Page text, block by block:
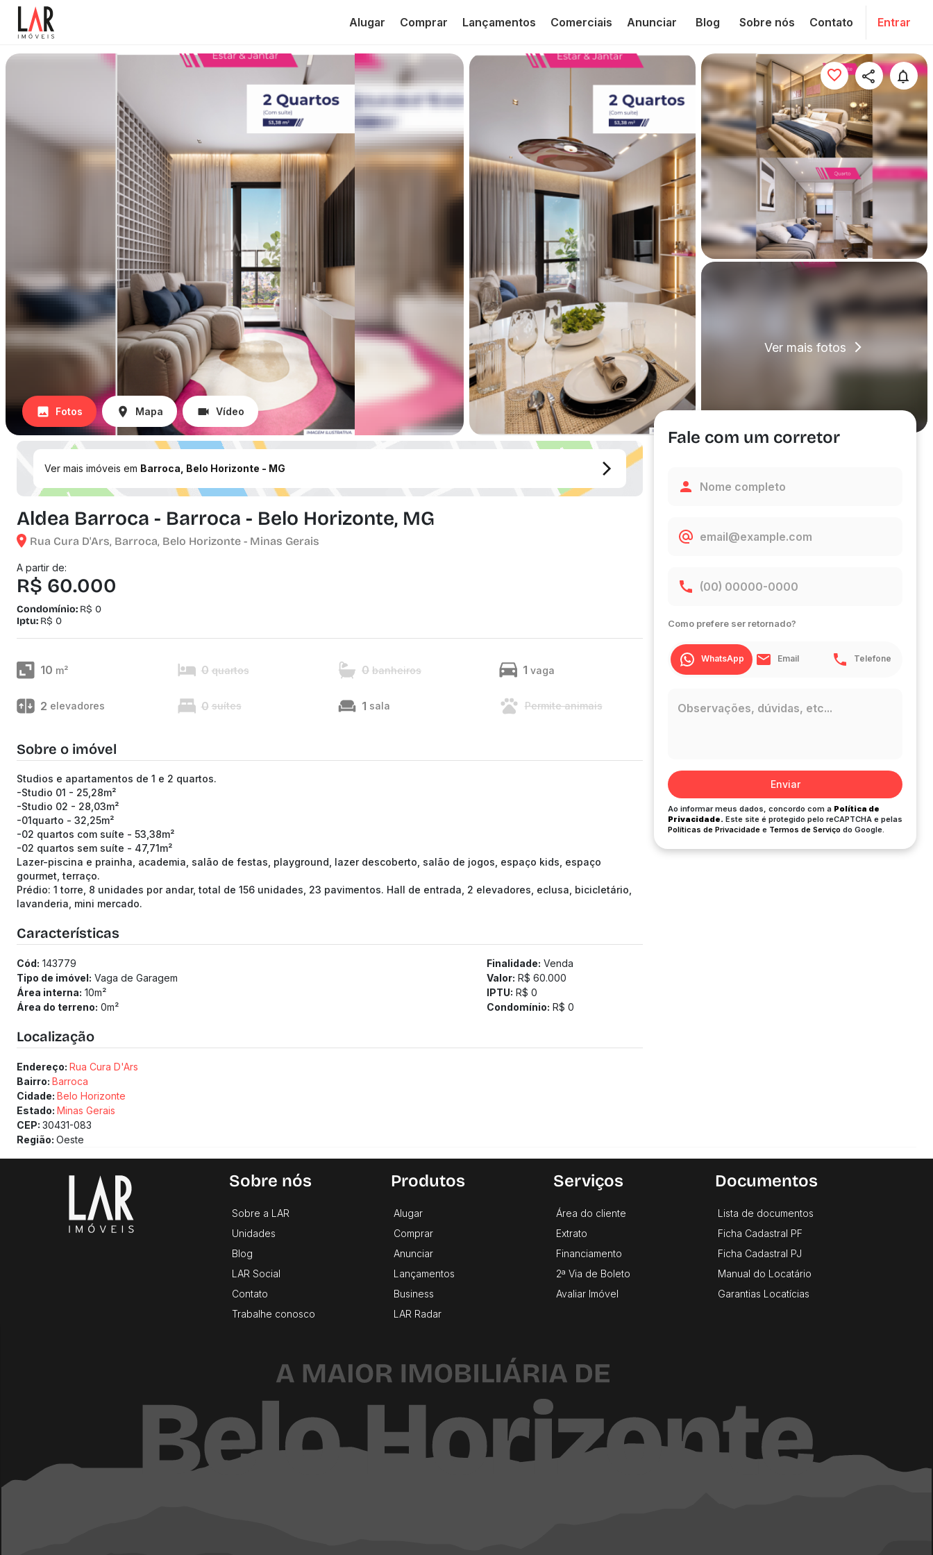
Alugar Comprar Lançamentos Comerciais Anunciar Blog Sobre nós Contato Entrar
Ver mais fotos
Fotos Mapa Vídeo
Ver mais imóveis em Barroca, Belo Horizonte - MG
Aldea Barroca - Barroca - Belo Horizonte, MG
Rua Cura D'Ars, Barroca, Belo Horizonte - Minas Gerais
A partir de:
R$ 60.000
Condomínio: R$ 0
Iptu: R$ 0
10 m² 0 quartos 0 banheiros 1 vaga
2 elevadores 0 suítes 1 sala Permite animais
Sobre o imóvel
Studios e apartamentos de 1 e 2 quartos.
-Studio 01 - 25,28m²
-Studio 02 - 28,03m²
-01quarto - 32,25m²
-02 quartos com suíte - 53,38m²
-02 quartos sem suíte - 47,71m²
Lazer-piscina e prainha, academia, salão de festas, playground, lazer descoberto, salão de jogos, espaço kids, espaço
gourmet, terraço.
Prédio: 1 torre, 8 unidades por andar, total de 156 unidades, 23 pavimentos. Hall de entrada, 2 elevadores, eclusa, bicicletário,
lavanderia, mini mercado.
Características
Cód: 143779
Tipo de imóvel: Vaga de Garagem
Área interna: 10m²
Área do terreno: 0m²
Finalidade: Venda
Valor: R$ 60.000
IPTU: R$ 0
Condomínio: R$ 0
Localização
Endereço: Rua Cura D'Ars
Bairro: Barroca
Cidade: Belo Horizonte
Estado: Minas Gerais
CEP: 30431-083
Região: Oeste
Fale com um corretor
Como prefere ser retornado?
WhatsApp Email Telefone
Enviar
Ao informar meus dados, concordo com a Política de
Privacidade. Este site é protegido pelo reCAPTCHA e pelas
Políticas de Privacidade e Termos de Serviço do Google.
Sobre nós
Sobre a LAR
Unidades
Blog
LAR Social
Contato
Trabalhe conosco
Produtos
Alugar
Comprar
Anunciar
Lançamentos
Business
LAR Radar
Serviços
Área do cliente
Extrato
Financiamento
2ª Via de Boleto
Avaliar Imóvel
Documentos
Lista de documentos
Ficha Cadastral PF
Ficha Cadastral PJ
Manual do Locatário
Garantias Locatícias